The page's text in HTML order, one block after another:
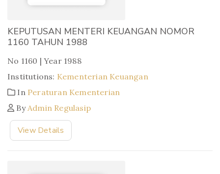
KEPUTUSAN MENTERI KEUANGAN NOMOR
1160 TAHUN 1988
No 1160 | Year 1988
Institutions: Kementerian Keuangan
In Peraturan Kementerian
ByAdmin Regulasip
View Details